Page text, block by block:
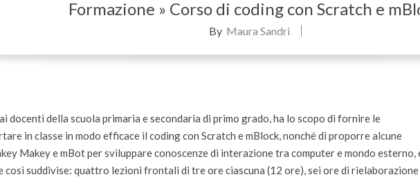
Formazione » Corso di coding con Scratch e
By Maura Sandri
docenti della scuola primaria e secondaria di primo grado, ha lo scopo di fornire le
in classe in modo efficace il coding con Scratch e mBlock, nonché di proporre alcune
Makey e mBot per sviluppare conoscenze di interazione tra computer e mondo esterno,
così suddivise: quattro lezioni frontali di tre ore ciascuna (12 ore), sei ore di rielaborazione